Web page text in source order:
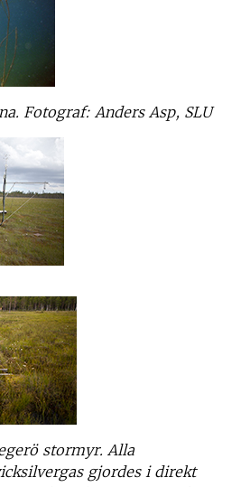
Fotograf: Anders Asp, SLU
stormyr. Alla
gjordes i direkt